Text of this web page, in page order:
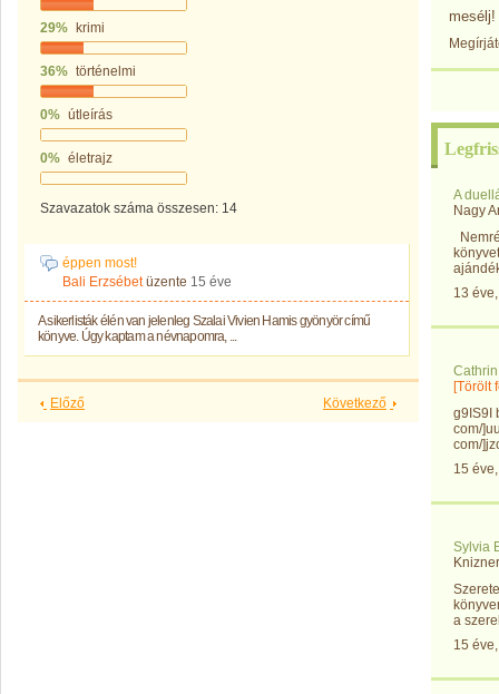
29% krimi
36% történelmi
0% útleírás
0% életrajz
Szavazatok száma összesen: 14
éppen most!
Bali Erzsébetüzente 15 éve
A sikerlisták élén van jelenleg Szalai Vivien Hamis gyönyör című
könyve. Úgy kaptam a névnapomra, ...
Előző Következő
mesélj!
A
Nagy
13
Cathrin
[Törölt
g9IS9I
com/
com/
15
Sylvia
a
15